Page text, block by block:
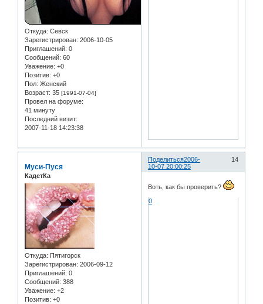
Откуда: Севск
Зарегистрирован: 2006-10-05
Приглашений: 0
Сообщений: 60
Уважение: +0
Позитив: +0
Пол: Женский
Возраст: 35 [1991-07-04]
Провел на форуме:
41 минуту
Последний визит:
2007-11-18 14:23:38
Поделиться 14
2006-
10-07 20:00:25
Муси-Пуся
КадетКа
Откуда: Пятигорск
Зарегистрирован: 2006-09-12
Приглашений: 0
Сообщений: 388
Уважение: +2
Позитив: +0
Воть, как бы проверить?
0